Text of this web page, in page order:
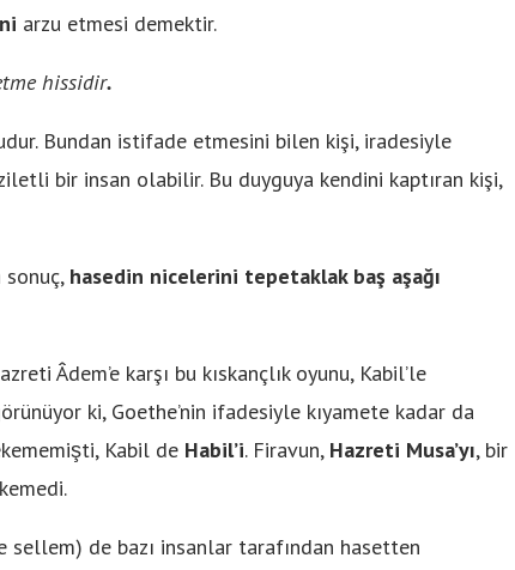
arzu etmesi demektir.
hissidir.
Bundan istifade etmesini bilen kişi, iradesiyle
bir insan olabilir. Bu duyguya kendini kaptıran kişi,
sonuç, hasedin nicelerini tepetaklak baş aşağı
Âdem’e karşı bu kıskançlık oyunu, Kabil’le
ki, Goethe’nin ifadesiyle kıyamete kadar da
Kabil de Habil’i. Firavun, Hazreti Musa’yı, bir
de bazı insanlar tarafından hasetten